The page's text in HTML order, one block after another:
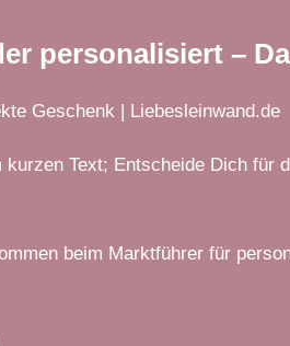
personalisiert –
Geschenk | Liebesleinwand.de
Text; Entscheide Dich für
beim Marktführer für